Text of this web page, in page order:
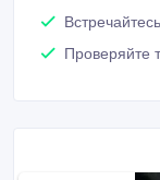
Проверяйте